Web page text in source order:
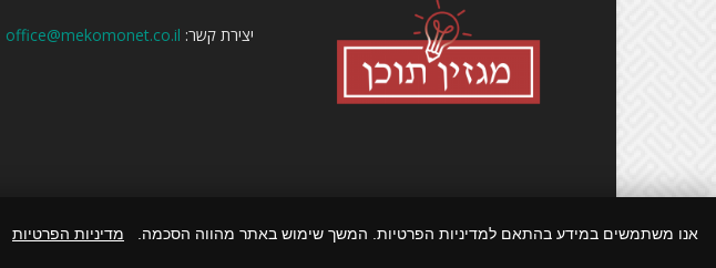
יצירת קשר: office@mekomonet.co.il
אנו משתמשים במידע בהתאם למדיניות הפרטיות. המשך שימוש באתר מהווה הסכמה. מדיניות הפרטיות